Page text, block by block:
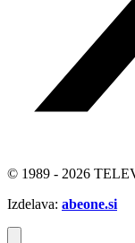
© 1989 - 2026
Izdelava: abeone.si